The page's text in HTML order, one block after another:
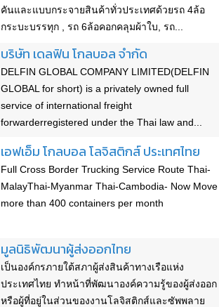
คันและแบบกระจายสินค้าทั่วประเทศด้วยรถ 4ล้อ
กระบะบรรทุก , รถ 6ล้อคอกคลุมผ้าใบ, รถ...
บริษัท เดลฟิน โกลบอล จำกัด
DELFIN GLOBAL COMPANY LIMITED(DELFIN
GLOBAL for short) is a privately owned full
service of international freight
forwarderregistered under the Thai law and...
เอฟเอ็ม โกลบอล โลจิสติกส์ ประเทศไทย
Full Cross Border Trucking Service Route Thai-
MalayThai-Myanmar Thai-Cambodia- Now Move
more than 400 containers per month
มูลนิธิพัฒนาผู้ส่งออกไทย
เป็นองค์กรภายใต้สภาผู้ส่งสินค้าทางเรือแห่ง
ประเทศไทย ทำหน้าที่พัฒนาองค์ความรู้ของผู้ส่งออก
หรือผู้ที่อยู่ในส่วนของงานโลจิสติกส์และซัพพลาย